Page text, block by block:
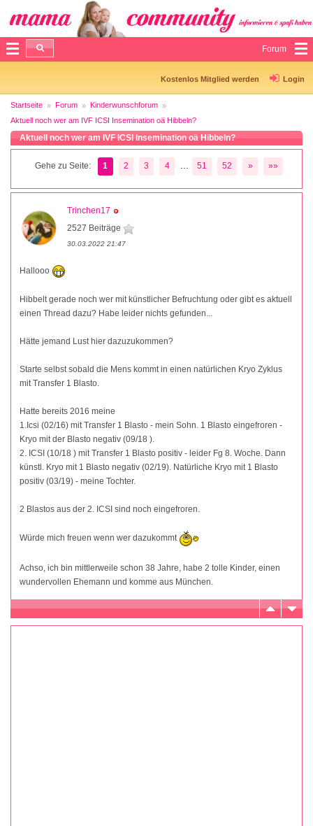
Forum
Kostenlos Mitglied werden Login
Startseite Forum
Kinderwunschforum
Aktuell noch wer am IVF ICSI Insemination oä Hibbeln?
Aktuell noch wer am IVF ICSI Insemination oä Hibbeln?
Gehe zu Seite: 1 2 3 4 51 52 » »»
Trinchen17
2527 Beiträge
30.03.2022 21:47
Hallooo
Hibbelt gerade noch wer mit künstlicher Befruchtung oder gibt es aktuell
einen Thread dazu? Habe leider nichts gefunden...
Hätte jemand Lust hier dazuzukommen?
Starte selbst sobald die Mens kommt in einen natürlichen Kryo Zyklus
mit Transfer 1 Blasto.
Hatte bereits 2016 meine
1.Icsi (02/16) mit Transfer 1 Blasto - mein Sohn. 1 Blasto eingefroren -
Kryo mit der Blasto negativ (09/18 ).
2. ICSI (10/18 ) mit Transfer 1 Blasto positiv - leider Fg 8. Woche. Dann
künstl. Kryo mit 1 Blasto negativ (02/19). Natürliche Kryo mit 1 Blasto
positiv (03/19) - meine Tochter.
2 Blastos aus der 2. ICSI sind noch eingefroren.
Würde mich freuen wenn wer dazukommt
Achso, ich bin mittlerweile schon 38 Jahre, habe 2 tolle Kinder, einen
wundervollen Ehemann und komme aus München.